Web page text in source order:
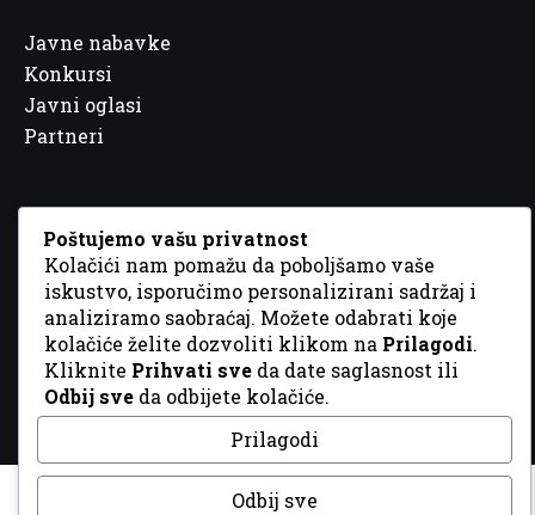
Javne nabavke
Konkursi
Javni oglasi
Partneri
© 2026 Sva prava zadržana. DizajnGordonDM
Poštujemo vašu privatnost
Kolačići nam pomažu da poboljšamo vaše
iskustvo, isporučimo personalizirani sadržaj i
analiziramo saobraćaj. Možete odabrati koje
kolačiće želite dozvoliti klikom na Prilagodi.
Kliknite Prihvati sve da date saglasnost ili
Odbij sve da odbijete kolačiće.
Prilagodi
Odbij sve